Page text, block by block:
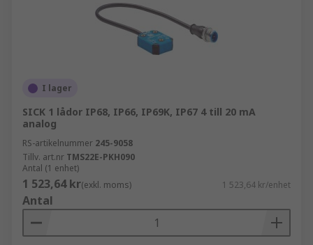
I lager
SICK 1 lådor IP68, IP66, IP69K, IP67 4 till 20 mA
analog
RS-artikelnummer 245-9058
Tillv. art.nr TMS22E-PKH090
Antal (1 enhet)
1 523,64 kr(exkl. moms) 1 523,64 kr/enhet
Antal